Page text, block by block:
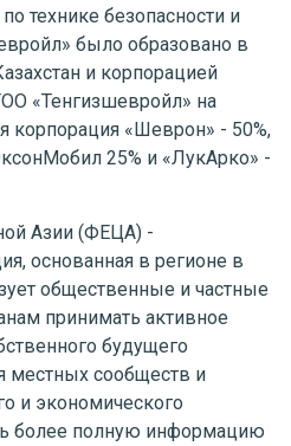
технике безопасности и
было образовано в
и корпорацией
«Тенгизшевройл» на
корпорация «Шеврон» - 50%,
25% и «ЛукАрко» -
Азии (ФЕЦА) -
основанная в регионе в
общественные и частные
принимать активное
будущего
местных сообществ и
и экономического
более полную информацию